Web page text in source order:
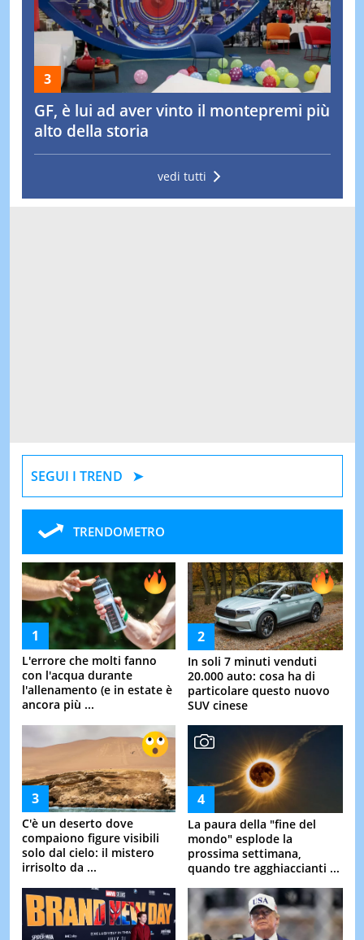
GF, è lui ad aver vinto il montepremi più
alto della storia
vedi tutti
SEGUI I TREND
TRENDOMETRO
L'errore che molti fanno
con l'acqua durante
l'allenamento (e in estate è
ancora più ...
In soli 7 minuti venduti
20.000 auto: cosa ha di
particolare questo nuovo
SUV cinese
C'è un deserto dove
compaiono figure visibili
solo dal cielo: il mistero
irrisolto da ...
La paura della "fine del
mondo" esplode la
prossima settimana,
quando tre agghiaccianti ...